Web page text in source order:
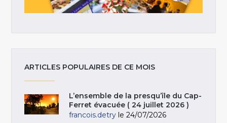
ARTICLES POPULAIRES DE CE MOIS
L’ensemble de la presqu’île du Cap-
Ferret évacuée ( 24 juillet 2026 )
francois.detry le 24/07/2026